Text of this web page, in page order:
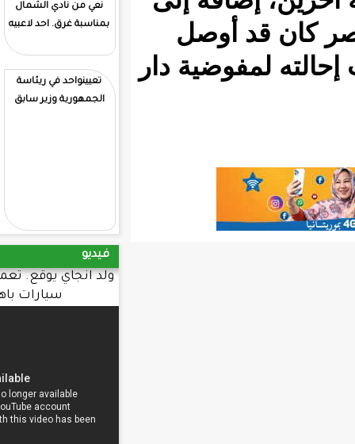
نعي من نادي الشمال
بمناسبة غرق. احد لاعبيه
4ولايات تشهد تهاطلات
مطرية
تعيينواحد في ريئاسة
ولد انجاي يوقع. تعميما يحرم طلب شراء
سيارات باهظة. الثمن
أوصل
دار